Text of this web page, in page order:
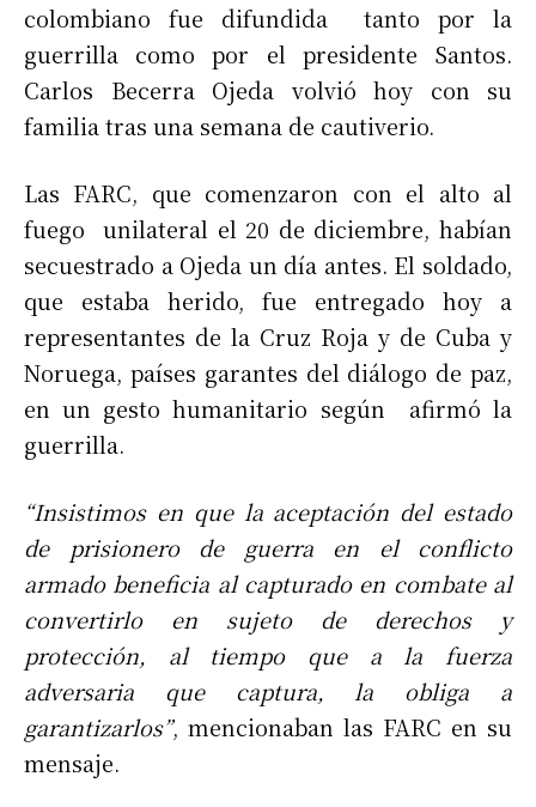
colombiano fue difundida tanto por la
guerrilla como por el presidente Santos.
Carlos Becerra Ojeda volvió hoy con su
familia tras una semana de cautiverio.
Las FARC, que comenzaron con el alto al
fuego unilateral el 20 de diciembre, habían
secuestrado a Ojeda un día antes. El soldado,
que estaba herido, fue entregado hoy a
representantes de la Cruz Roja y de Cuba y
Noruega, países garantes del diálogo de paz,
en un gesto humanitario según afirmó la
guerrilla.
“Insistimos en que la aceptación del estado
de prisionero de guerra en el conflicto
armado beneficia al capturado en combate al
convertirlo en sujeto de derechos y
protección, al tiempo que a la fuerza
adversaria que captura, la obliga a
garantizarlos”, mencionaban las FARC en su
mensaje.